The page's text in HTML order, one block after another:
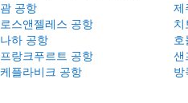
괌 공항
제
로스앤젤레스 공항
치
나하 공항
호
프랑크푸르트 공항
샌
케플라비크 공항
방